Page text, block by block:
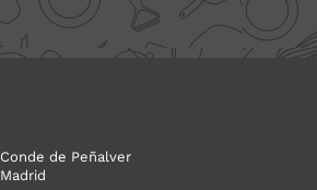
Conde de Peñalver
Madrid